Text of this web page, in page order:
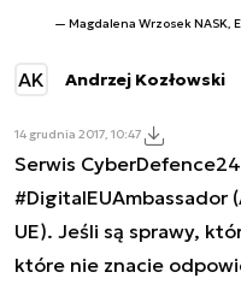
Magdalena Wrzosek NASK,
AK Andrzej Kozłowski
14 grudnia 2017, 10:47
Serwis
#DigitalEUAmbassador
UE). Jeśli są sprawy,
które nie znacie